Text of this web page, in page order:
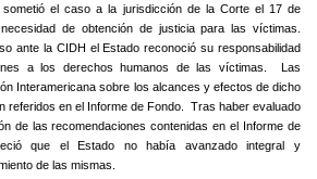
sometió el caso a la jurisdicción de la Corte el 17 de
de obtención de justicia para las víctimas.
ante la CIDH el Estado reconoció su responsabilidad
a los derechos humanos de las víctimas. Las
Interamericana sobre los alcances y efectos de dicho
referidos en el Informe de Fondo. Tras haber evaluado
de las recomendaciones contenidas en el Informe de
que el Estado no había avanzado integral y
de las mismas.